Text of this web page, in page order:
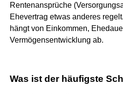
Rentenansprüche
Ehevertrag etwas anderes
hängt von Einkommen,
Vermögensentwicklung ab.
Was ist der häufigste